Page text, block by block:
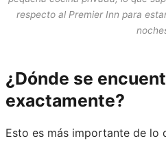
respecto al Premier Inn para
¿Dónde se
exactamente?
Esto es más importante de lo